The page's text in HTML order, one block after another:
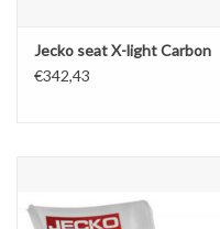
Jecko seat X-light Carbon
€342,43